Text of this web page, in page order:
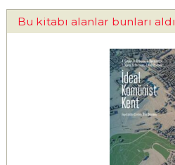
Bu kitabı alanlar bunları aldı